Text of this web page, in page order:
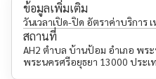
ข้อมูลเพิ่มเติม
วันเวลาเปิด-ปิด อัตราค่าบริการ
สถานที่
AH2 ตำบล บ้านป้อม อำเภอ พร
พระนครศรีอยุธยา 13000 ประเ